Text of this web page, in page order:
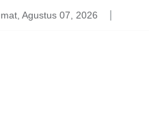
Bantuan Korban
Agustus 07, 2026